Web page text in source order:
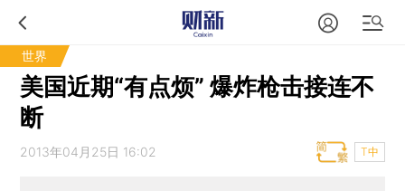
世界
美国近期“有点烦” 爆炸枪击接连不
断
2013年04月25日 16:02 T中